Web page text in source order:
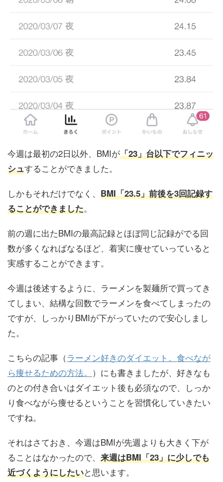
今週は最初の2日以外、BMIが「23」台以下でフィニッ
シュすることができました。
しかもそれだけでなく、 BMI「23.5」前後を3回記録す
ることができました。
前の週に出たBMIの最高記録とほぼ同じ記録がでる回
数が多くなればなるほど、着実に痩せていっていると
実感することができます。
今週は後述するように、ラーメンを製麺所で買ってき
てしまい、結構な回数でラーメンを食べてしまったの
ですが、しっかりBMIが下がっていたので安心しまし
た。
こちらの記事（ラーメン好きのダイエット。食べなが
ら痩せるための方法。 ）にも書きましたが、好きなも
のとの付き合いはダイエット後も必須なので、しっか
り食べながら痩せるということを習慣化していきたい
ですね。
それはさておき、今週はBMIが先週よりも大きく下が
ることはなかったので、 来週はBMI「23」に少しでも
近づくようにしたいと思います。